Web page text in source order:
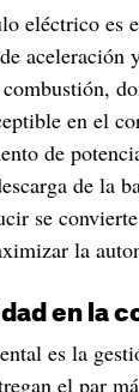
eléctrico es
aceleración
en el
de
de la
se
la
en la
es la
el par